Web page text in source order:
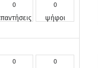
0 0
ψήφοι
0 0